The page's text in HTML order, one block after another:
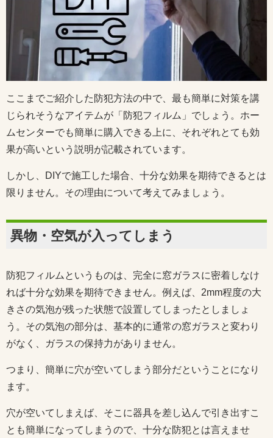
ここまでご紹介した防犯方法の中で、最も簡単に対策を講
じられそうなアイテムが「防犯フィルム」でしょう。ホー
ムセンターでも簡単に購入できる上に、それぞれとても効
果が高いという説明が記載されています。
しかし、DIYで施工した場合、十分な効果を期待できるとは
限りません。その理由について考えてみましょう。
異物・空気が入ってしまう
防犯フィルムというものは、完全に窓ガラスに密着しなけ
れば十分な効果を期待できません。例えば、2mm程度の大
きさの気泡が残った状態で設置してしまったとしましょ
う。その気泡の部分は、基本的に通常の窓ガラスと変わり
がなく、ガラスの保持力がありません。
つまり、簡単に穴が空いてしまう部分だということになり
ます。
穴が空いてしまえば、そこに器具を差し込んで引き出すこ
とも簡単になってしまうので、十分な防犯とは言えませ